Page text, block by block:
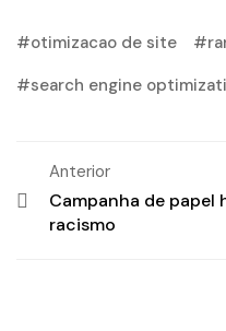
otimizacao de site
search engine
Anterior
Campanha de papel
racismo